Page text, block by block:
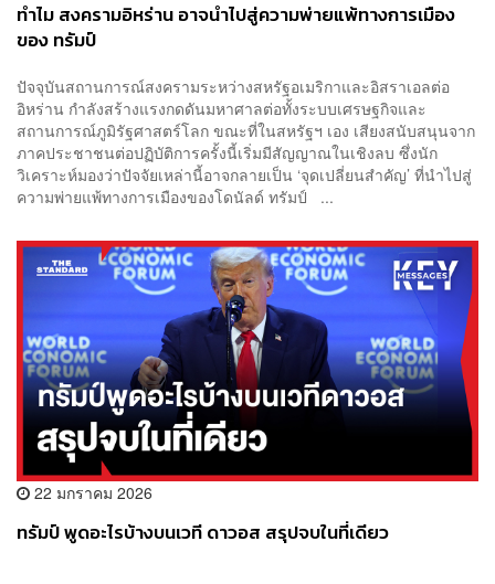
ทำไม สงครามอิหร่าน อาจนำไปสู่ความพ่ายแพ้ทางการเมือง
ของ ทรัมป์
ปัจจุบันสถานการณ์สงครามระหว่างสหรัฐอเมริกาและอิสราเอลต่อ
อิหร่าน กำลังสร้างแรงกดดันมหาศาลต่อทั้งระบบเศรษฐกิจและ
สถานการณ์ภูมิรัฐศาสตร์โลก ขณะที่ในสหรัฐฯ เอง เสียงสนับสนุนจาก
ภาคประชาชนต่อปฏิบัติการครั้งนี้เริ่มมีสัญญาณในเชิงลบ ซึ่งนัก
วิเคราะห์มองว่าปัจจัยเหล่านี้อาจกลายเป็น ‘จุดเปลี่ยนสำคัญ’ ที่นำไปสู่
ความพ่ายแพ้ทางการเมืองของโดนัลด์ ทรัมป์ ...
22 มกราคม 2026
ทรัมป์ พูดอะไรบ้างบนเวที ดาวอส สรุปจบในที่เดียว